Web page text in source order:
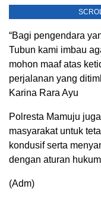
“Bagi pengendara
Tubun kami imbau
mohon maaf atas
perjalanan yang
Karina Rara Ayu
Polresta Mamuju
masyarakat untuk
kondusif serta
dengan aturan
(Adm)